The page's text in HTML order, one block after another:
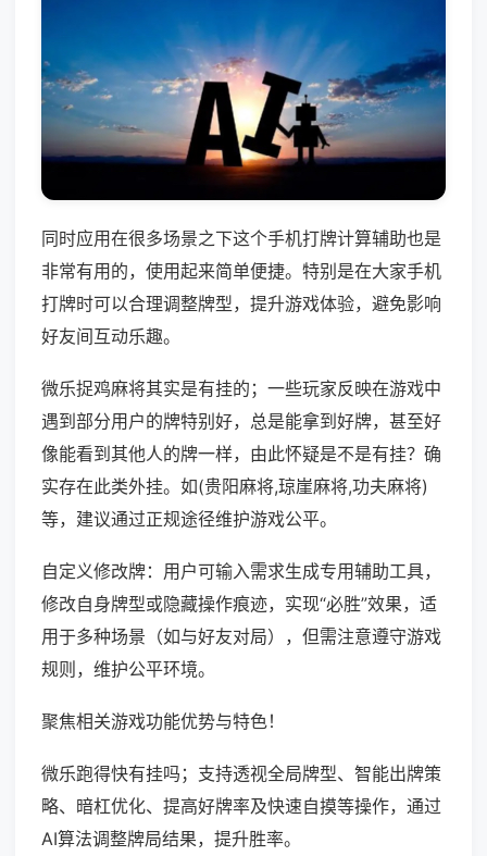
同时应用在很多场景之下这个手机打牌计算辅助也是
非常有用的，使用起来简单便捷。特别是在大家手机
打牌时可以合理调整牌型，提升游戏体验，避免影响
好友间互动乐趣。
微乐捉鸡麻将其实是有挂的；一些玩家反映在游戏中
遇到部分用户的牌特别好，总是能拿到好牌，甚至好
像能看到其他人的牌一样，由此怀疑是不是有挂？确
实存在此类外挂。如(贵阳麻将,琼崖麻将,功夫麻将)
等，建议通过正规途径维护游戏公平。
自定义修改牌：用户可输入需求生成专用辅助工具，
修改自身牌型或隐藏操作痕迹，实现“必胜”效果，适
用于多种场景（如与好友对局），但需注意遵守游戏
规则，维护公平环境。
聚焦相关游戏功能优势与特色！
微乐跑得快有挂吗；支持透视全局牌型、智能出牌策
略、暗杠优化、提高好牌率及快速自摸等操作，通过
AI算法调整牌局结果，提升胜率。